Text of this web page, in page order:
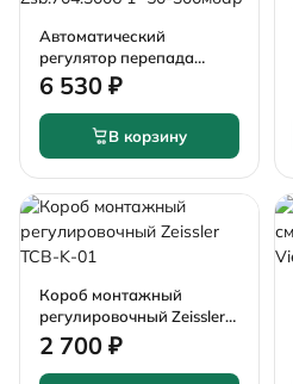
Автоматический
регулятор перепада
давления Zeissler
Zsb.704.3006 1" 50-
300мбар
6 530 ₽
В корзину
Короб монтажный
регулировочный Zeissler
TCB-K-01
2 700 ₽